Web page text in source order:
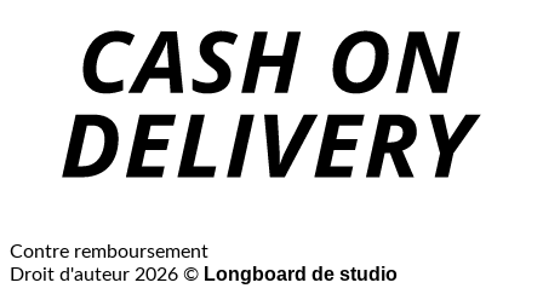
Contre remboursement
Droit d'auteur 2026 © Longboard de studio